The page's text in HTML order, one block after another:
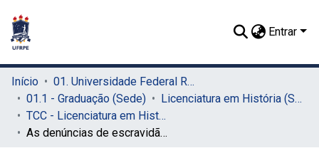
Entrar
Início
01. Universidade Federal Rural de Pernambuco - UFRPE (Sede)
01.1 - Graduação (Sede)
Licenciatura em História (Sede)
TCC - Licenciatura em História (Sede)
As denúncias de escravidão contemporânea no Correio Braziliense (1969-1974)